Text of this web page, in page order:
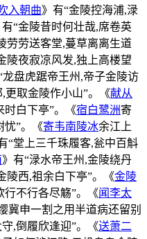
入朝曲》有“金陵控海浦,渌
“金陵昔时何壮哉,席卷英
劳劳送客堂,蔓草离离生道
陵夜寂凉风发,独上高楼望
龙盘虎踞帝王州,帝子金陵访
更取金陵作小山”。《献从
时白下亭”。《宿白鹭洲寄
忧”。《寄韦南陵冰余江上
“堂上三千珠履客,瓮中百斛
》有“渌水帝王州,金陵绕丹
陵西,祖余白下亭”。《金陵
行不行各尽觞”。《闻李太
冀申一割之用半道病还留别
,倒履欣逢迎”。《送萧二